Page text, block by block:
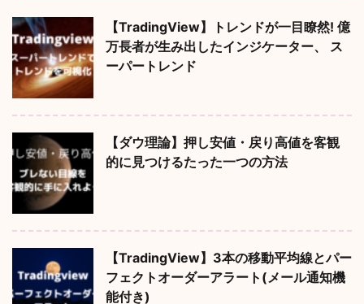
【TradingView】トレンドが一目瞭然! 億
万長者が生み出したインジケーター、 ス
ーパートレンド
【ダウ理論】押し安値・戻り高値を客観
的に見つけるたった一つの方法
【TradingView】3本の移動平均線とパー
フェクトオーダーアラート(メール通知機
能付き)